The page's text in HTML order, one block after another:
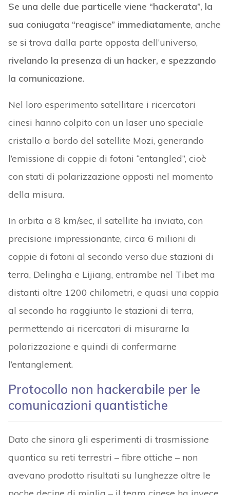
Se una delle due particelle viene “hackerata”, la
sua coniugata “reagisce” immediatamente, anche
se si trova dalla parte opposta dell’universo,
rivelando la presenza di un hacker, e spezzando
la comunicazione.
Nel loro esperimento satellitare i ricercatori
cinesi hanno colpito con un laser uno speciale
cristallo a bordo del satellite Mozi, generando
l’emissione di coppie di fotoni “entangled”, cioè
con stati di polarizzazione opposti nel momento
della misura.
In orbita a 8 km/sec, il satellite ha inviato, con
precisione impressionante, circa 6 milioni di
coppie di fotoni al secondo verso due stazioni di
terra, Delingha e Lijiang, entrambe nel Tibet ma
distanti oltre 1200 chilometri, e quasi una coppia
al secondo ha raggiunto le stazioni di terra,
permettendo ai ricercatori di misurarne la
polarizzazione e quindi di confermarne
l’entanglement.
Protocollo non hackerabile per le
comunicazioni quantistiche
Dato che sinora gli esperimenti di trasmissione
quantica su reti terrestri – fibre ottiche – non
avevano prodotto risultati su lunghezze oltre le